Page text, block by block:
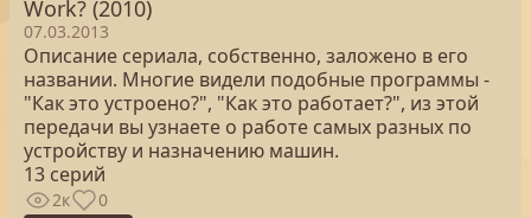
Work? (2010)
07.03.2013
Описание сериала, собственно, заложено в его
названии. Многие видели подобные программы -
"Как это устроено?", "Как это работает?", из этой
передачи вы узнаете о работе самых разных по
устройству и назначению машин.
13 серий
2к 0